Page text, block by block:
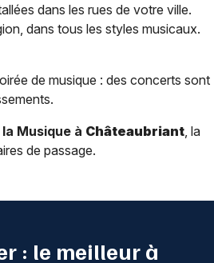
dans les rues de votre ville.
dans tous les styles musicaux.
de musique : des concerts sont
Musique à Châteaubriant, la
de passage.
: le meilleur à